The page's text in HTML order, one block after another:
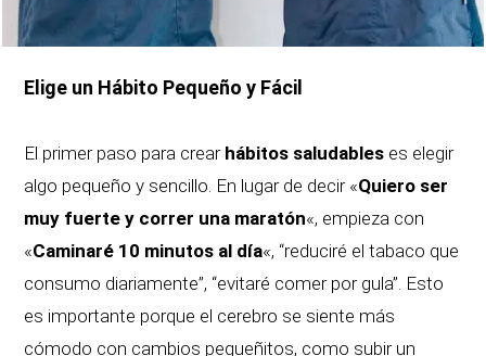
Elige un Hábito Pequeño y Fácil
El primer paso para crear hábitos saludables es elegir
algo pequeño y sencillo. En lugar de decir «Quiero ser
muy fuerte y correr una maratón«, empieza con
«Caminaré 10 minutos al día«, “reduciré el tabaco que
consumo diariamente”, “evitaré comer por gula”. Esto
es importante porque el cerebro se siente más
cómodo con cambios pequeñitos, como subir un